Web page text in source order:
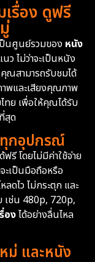
เรื่อง ดูฟรี
นศูนย์รวมของ หนัง
ว ไม่ว่าจะเป็นหนัง
ณสามารถรับชมได้
พและเสียงคุณภาพ
ทย เพื่อให้คุณได้รับ
สุด
ทุกอุปกรณ์
ฟรี โดยไม่มีค่าใช้จ่าย
ะเป็นมือถือหรือ
ดไว ไม่กระตุก และ
เช่น 480p, 720p,
องได้อย่างลื่นไหล
ม่ และหนัง